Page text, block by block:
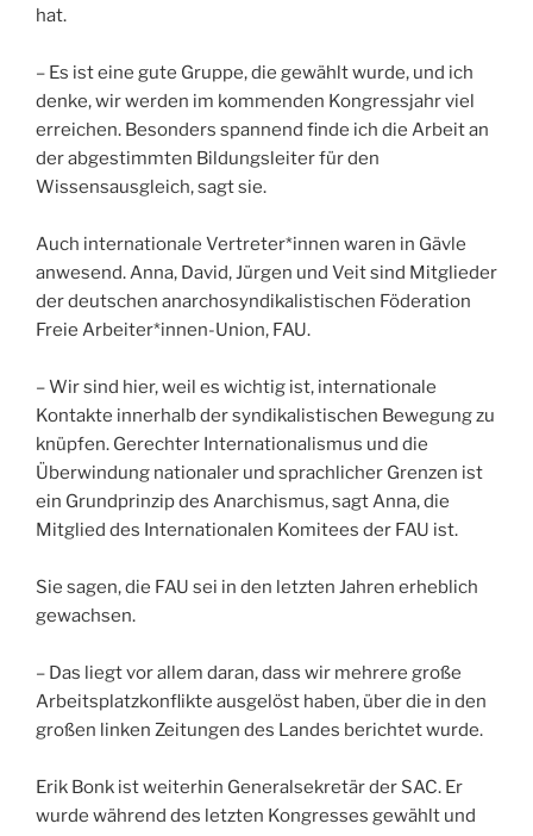
hat.
– Es ist eine gute Gruppe, die gewählt wurde, und ich
denke, wir werden im kommenden Kongressjahr viel
erreichen. Besonders spannend finde ich die Arbeit an
der abgestimmten Bildungsleiter für den
Wissensausgleich, sagt sie.
Auch internationale Vertreter*innen waren in Gävle
anwesend. Anna, David, Jürgen und Veit sind Mitglieder
der deutschen anarchosyndikalistischen Föderation
Freie Arbeiter*innen-Union, FAU.
– Wir sind hier, weil es wichtig ist, internationale
Kontakte innerhalb der syndikalistischen Bewegung zu
knüpfen. Gerechter Internationalismus und die
Überwindung nationaler und sprachlicher Grenzen ist
ein Grundprinzip des Anarchismus, sagt Anna, die
Mitglied des Internationalen Komitees der FAU ist.
Sie sagen, die FAU sei in den letzten Jahren erheblich
gewachsen.
– Das liegt vor allem daran, dass wir mehrere große
Arbeitsplatzkonflikte ausgelöst haben, über die in den
großen linken Zeitungen des Landes berichtet wurde.
Erik Bonk ist weiterhin Generalsekretär der SAC. Er
wurde während des letzten Kongresses gewählt und